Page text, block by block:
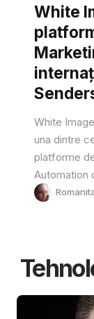
White
White
una dintre
platforme
Automation